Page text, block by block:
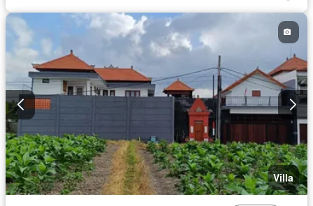
Villa